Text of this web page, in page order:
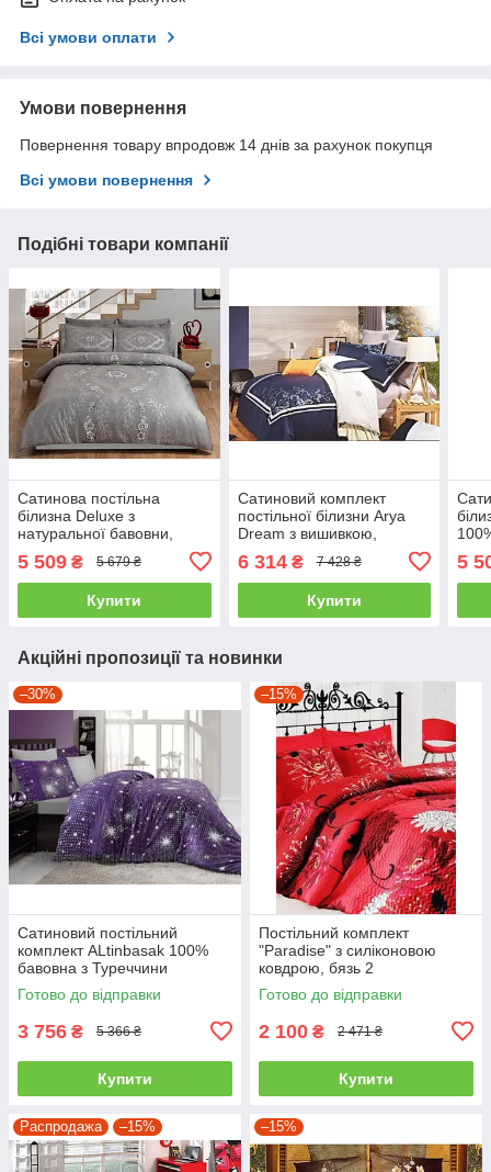
Всі умови оплати
Умови повернення
Повернення товару впродовж 14 днів за рахунок покупця
Всі умови повернення
Подібні товари компанії
Сатинова постільна
білизна Deluxe з
натуральної бавовни,
Туреччина двоспальний -
євро
5 509 ₴ 5 679 ₴
Купити
Сатиновий комплект
постільної білизни Arya
Dream з вишивкою,
Туреччина двоспальний -
євро
6 314₴ 7 428 ₴
Купити
5
Акційні пропозиції та новинки
–30%
Сатиновий постільний
комплект ALtinbasak 100%
бавовна з Туреччини
двоспальний - євро
Готово до відправки
3 756 ₴ 5 366 ₴
Купити
–15%
Постільний комплект
"Paradise" з силіконовою
ковдрою, бязь 2
Готово до відправки
2 100 ₴ 2 471 ₴
Купити
Распродажа –15% –15%